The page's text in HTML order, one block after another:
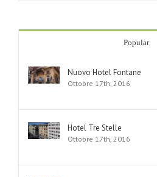
Popular
Nuovo Hotel Fontane
Ottobre 17th, 2016
Hotel Tre Stelle
Ottobre 17th, 2016